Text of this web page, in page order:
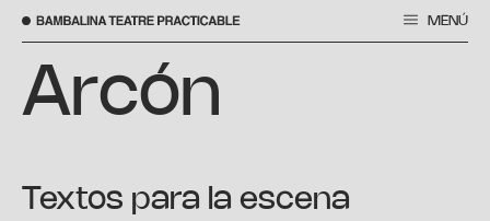
Saltar
contenido
MENÚ
Arcón
Textos para la escena